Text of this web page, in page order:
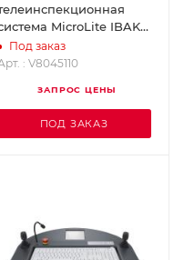
MicroLite IBAK
Под заказ
: V8045110
ЗАПРОС ЦЕНЫ
ПОД ЗАКАЗ